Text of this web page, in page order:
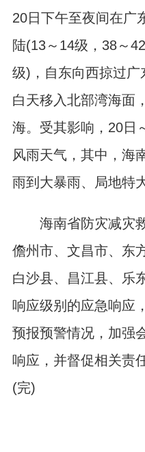
20日下午至夜间在广
陆(13～14级，38～
级)，自东向西掠过广
白天移入北部湾海面
海。受其影响，20日
风雨天气，其中，海
雨到大暴雨、局地特
海南省防灾减灾救
儋州市、文昌市、东
白沙县、昌江县、乐
响应级别的应急响应
预报预警情况，加强
响应，并督促相关责
(完)